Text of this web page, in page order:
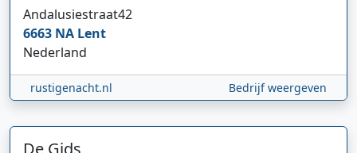
Andalusiestraat42
6663 NA Lent
Nederland
rustigenacht.nl Bedrijf weergeven
De Gids